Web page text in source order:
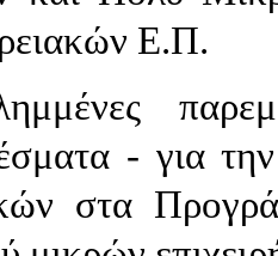
Ε.Π.
- για
στα